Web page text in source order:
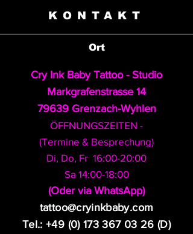
KONTAKT
Ort
Cry Ink Baby Tattoo - Studio
Markgrafenstrasse 14
79639 Grenzach-Wyhlen
ÖFFNUNGSZEITEN -
(Termine & Besprechung)
Di, Do, Fr 16:00-20:00
Sa 14:00-18:00
​(Oder via WhatsApp)
tattoo@cryinkbaby.com
Tel.:+49 (0) 173 367 03 26 (D)